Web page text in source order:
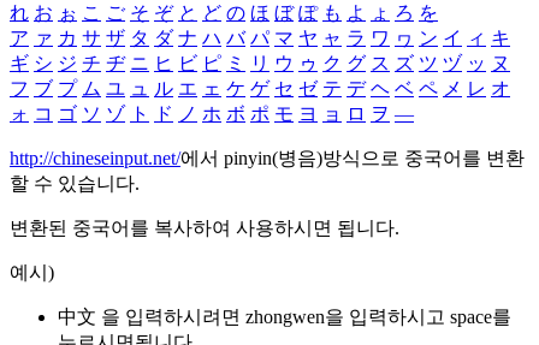
れ お ぉ こ ご そ ぞ と ど の ほ ぼ ぽ も よ ょ ろ を
ア ァ カ サ ザ タ ダ ナ ハ バ パ マ ヤ ャ ラ ワ ヮ ン イ ィ キ
ギ シ ジ チ ヂ ニ ヒ ビ ピ ミ リ ウ ゥ ク グ ス ズ ツ ヅ ッ ヌ
フ ブ プ ム ユ ュ ル エ ェ ケ ゲ セ ゼ テ デ ヘ ベ ペ メ レ オ
ォ コ ゴ ソ ゾ ト ド ノ ホ ボ ポ モ ヨ ョ ロ ヲ ―
http://chineseinput.net/에서 pinyin(병음)방식으로 중국어를 변환
할 수 있습니다.
변환된 중국어를 복사하여 사용하시면 됩니다.
예시)
中文 을 입력하시려면 zhongwen을 입력하시고 space를